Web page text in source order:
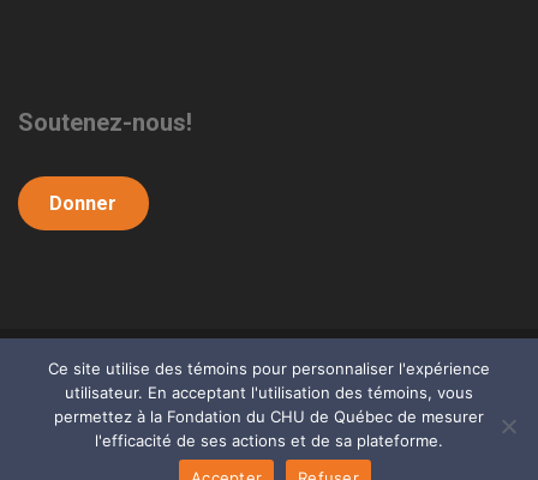
Soutenez-nous!
Donner
FONDATION DU CHU DE QUÉBEC (c) 2023. TOUS DROITS RÉSERVÉS.
Ce site utilise des témoins pour personnaliser l'expérience
utilisateur. En acceptant l'utilisation des témoins, vous
permettez à la Fondation du CHU de Québec de mesurer
l'efficacité de ses actions et de sa plateforme.